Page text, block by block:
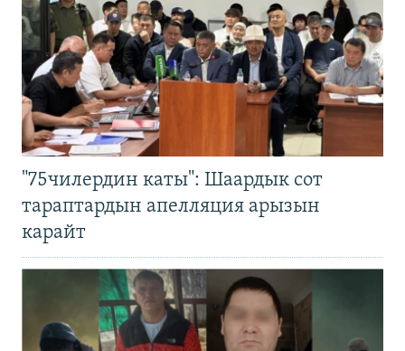
"75чилердин каты": Шаардык сот
тараптардын апелляция арызын
карайт